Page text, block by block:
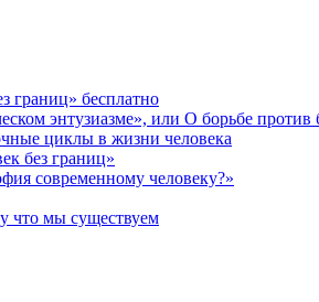
границ» бесплатно
энтузиазме», или О борьбе против
циклы в жизни человека
без границ»
современному человеку?»
что мы существуем